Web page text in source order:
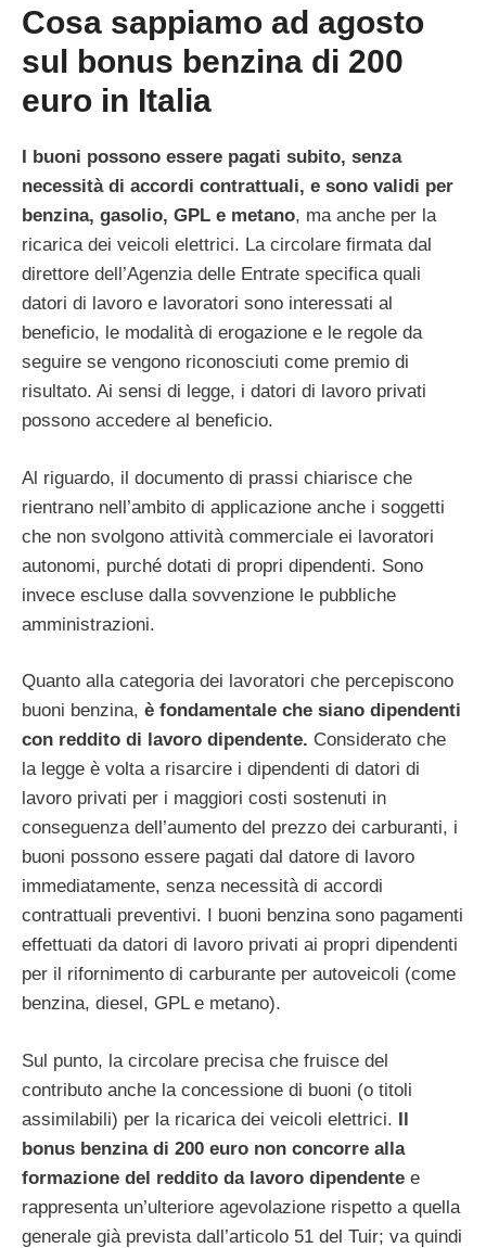
Cosa sappiamo ad agosto
sul bonus benzina di 200
euro in Italia
I buoni possono essere pagati subito, senza
necessità di accordi contrattuali, e sono validi per
benzina, gasolio, GPL e metano, ma anche per la
ricarica dei veicoli elettrici. La circolare firmata dal
direttore dell’Agenzia delle Entrate specifica quali
datori di lavoro e lavoratori sono interessati al
beneficio, le modalità di erogazione e le regole da
seguire se vengono riconosciuti come premio di
risultato. Ai sensi di legge, i datori di lavoro privati ​​
possono accedere al beneficio.
Al riguardo, il documento di prassi chiarisce che
rientrano nell’ambito di applicazione anche i soggetti
che non svolgono attività commerciale ei lavoratori
autonomi, purché dotati di propri dipendenti. Sono
invece escluse dalla sovvenzione le pubbliche
amministrazioni.
Quanto alla categoria dei lavoratori che percepiscono
buoni benzina, è fondamentale che siano dipendenti
con reddito di lavoro dipendente. Considerato che
la legge è volta a risarcire i dipendenti di datori di
lavoro privati ​​per i maggiori costi sostenuti in
conseguenza dell’aumento del prezzo dei carburanti, i
buoni possono essere pagati dal datore di lavoro
immediatamente, senza necessità di accordi
contrattuali preventivi. I buoni benzina sono pagamenti
effettuati da datori di lavoro privati ​​ai propri dipendenti
per il rifornimento di carburante per autoveicoli (come
benzina, diesel, GPL e metano).
Sul punto, la circolare precisa che fruisce del
contributo anche la concessione di buoni (o titoli
assimilabili) per la ricarica dei veicoli elettrici. Il
bonus benzina di 200 euro non concorre alla
formazione del reddito da lavoro dipendente e
rappresenta un’ulteriore agevolazione rispetto a quella
generale già prevista dall’articolo 51 del Tuir; va quindi